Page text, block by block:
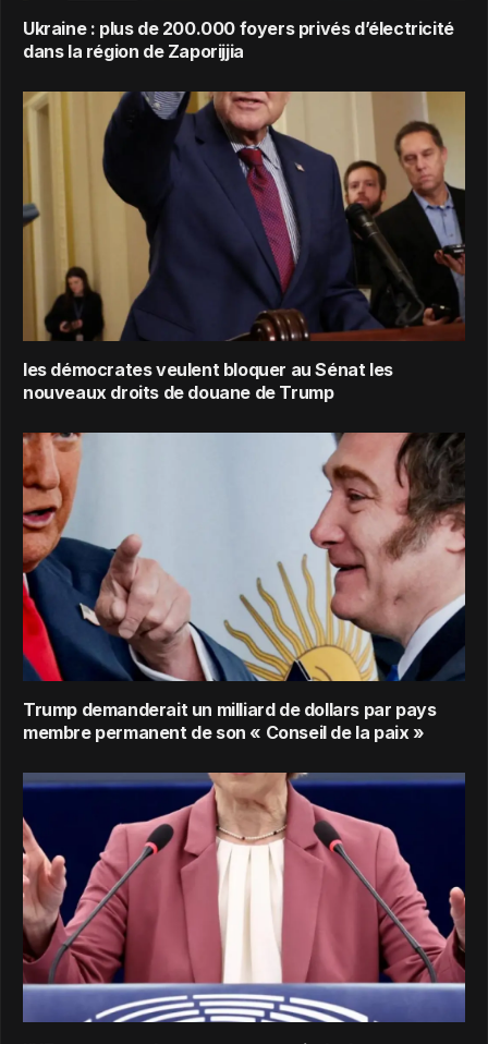
Ukraine : plus de 200.000 foyers privés d’électricité
dans la région de Zaporijjia
les démocrates veulent bloquer au Sénat les
nouveaux droits de douane de Trump
Trump demanderait un milliard de dollars par pays
membre permanent de son « Conseil de la paix »